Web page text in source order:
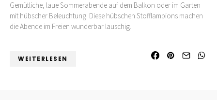
Gemütliche, laue Sommerabende auf dem Balkon oder im Garten
mit hübscher Beleuchtung. Diese hübschen Stofflampions machen
die Abende im Freien wunderbar lauschig.
WEITERLESEN